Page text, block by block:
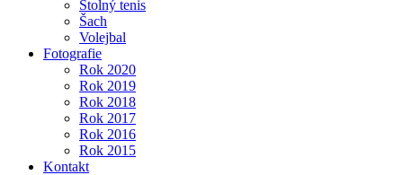
Stolný tenis
Šach
Volejbal
Fotografie
Rok 2020
Rok 2019
Rok 2018
Rok 2017
Rok 2016
Rok 2015
Kontakt